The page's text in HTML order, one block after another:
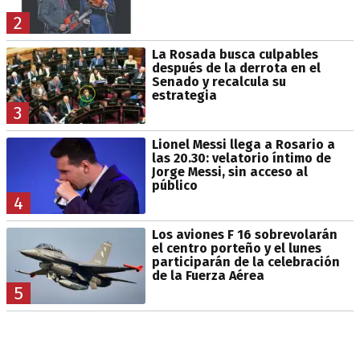
2
3
La Rosada busca culpables
después de la derrota en el
Senado y recalcula su
estrategia
4
Lionel Messi llega a Rosario a
las 20.30: velatorio íntimo de
Jorge Messi, sin acceso al
público
5
Los aviones F 16 sobrevolarán
el centro porteño y el lunes
participarán de la celebración
de la Fuerza Aérea